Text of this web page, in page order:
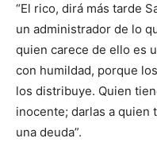
“El rico, dirá más tarde
un administrador de lo
quien carece de ello es
con humildad, porque
los distri­buye. Quien
inocente; darlas a quien
una deuda”.